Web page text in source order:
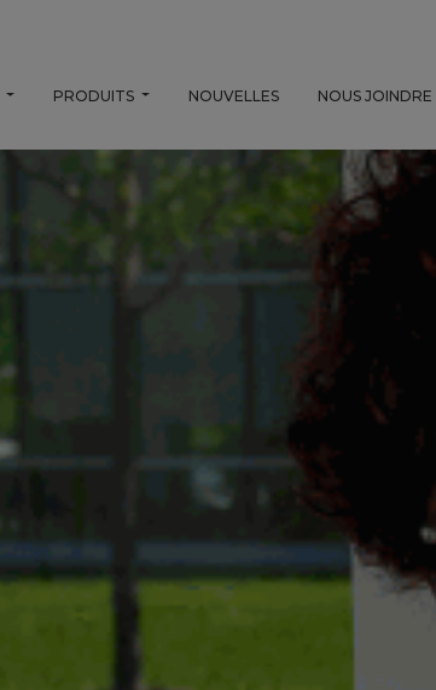
PRODUITS NOUVELLES NOUS JOINDRE